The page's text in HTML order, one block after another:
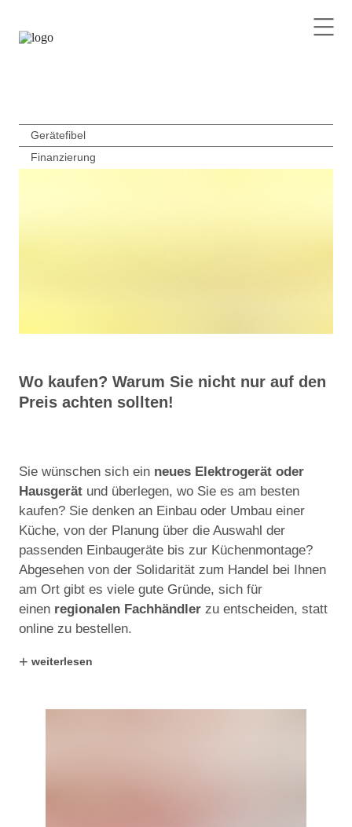
Gerätefibel
Finanzierung
Wo kaufen? Warum Sie nicht nur auf den
Preis achten sollten!
Sie wünschen sich ein neues Elektrogerät oder
Hausgerät und überlegen, wo Sie es am besten
kaufen? Sie denken an Einbau oder Umbau einer
Küche, von der Planung über die Auswahl der
passenden Einbaugeräte bis zur Küchenmontage?
Abgesehen von der Solidarität zum Handel bei Ihnen
am Ort gibt es viele gute Gründe, sich für
einen regionalen Fachhändler zu entscheiden, statt
online zu bestellen.
+ weiterlesen